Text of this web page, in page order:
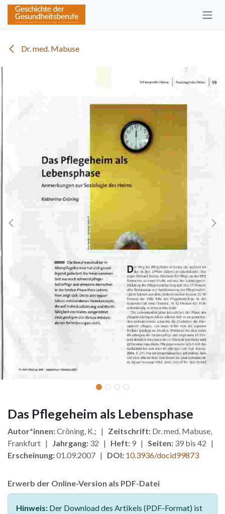
Zum Inhalt springen
Dr. med. Mabuse
Das Pflegeheim als Lebensphase
Autor*innen:Cröning, K.; | Zeitschrift: Dr. med. Mabuse,
Frankfurt |
Jahrgang: 32 | Heft: 9 | Seiten: 39 bis 42 |
Erscheinung:01.09.2007 | DOI: 10.3936/docid99873
Erwerb der Online-Version als PDF-Datei
Hinweis: Der Download des Artikels (PDF-Format) ist